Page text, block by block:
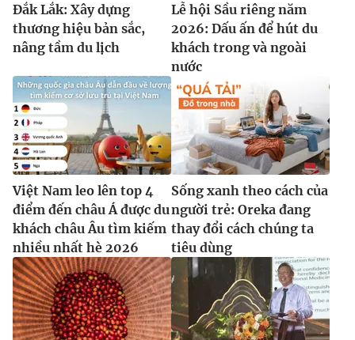
Đắk Lắk: Xây dựng
thương hiệu bản sắc,
nâng tầm du lịch
Lễ hội Sầu riêng năm
2026: Dấu ấn để hút du
khách trong và ngoài
nước
Việt Nam leo lên top 4
điểm đến châu Á được du
khách châu Âu tìm kiếm
nhiều nhất hè 2026
Sống xanh theo cách của
người trẻ: Oreka đang
thay đổi cách chúng ta
tiêu dùng